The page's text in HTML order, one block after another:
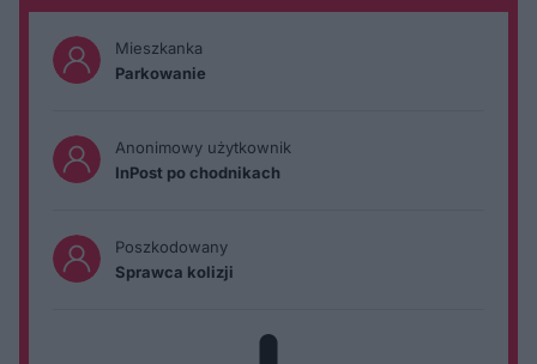
Mieszkanka
Parkowanie
Anonimowy użytkownik
InPost po chodnikach
Poszkodowany
Sprawca kolizji